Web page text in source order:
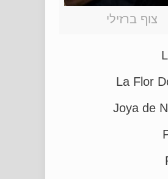
צוף ברזילי
La Flor
Joya de